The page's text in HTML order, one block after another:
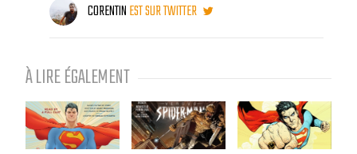
CORENTINEST SUR TWITTER
À LIRE ÉGALEMENT